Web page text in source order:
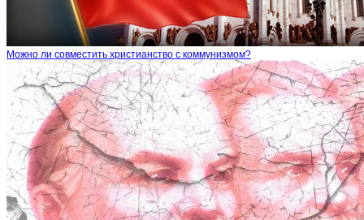
Можно ли совместить христианство с коммунизмом?